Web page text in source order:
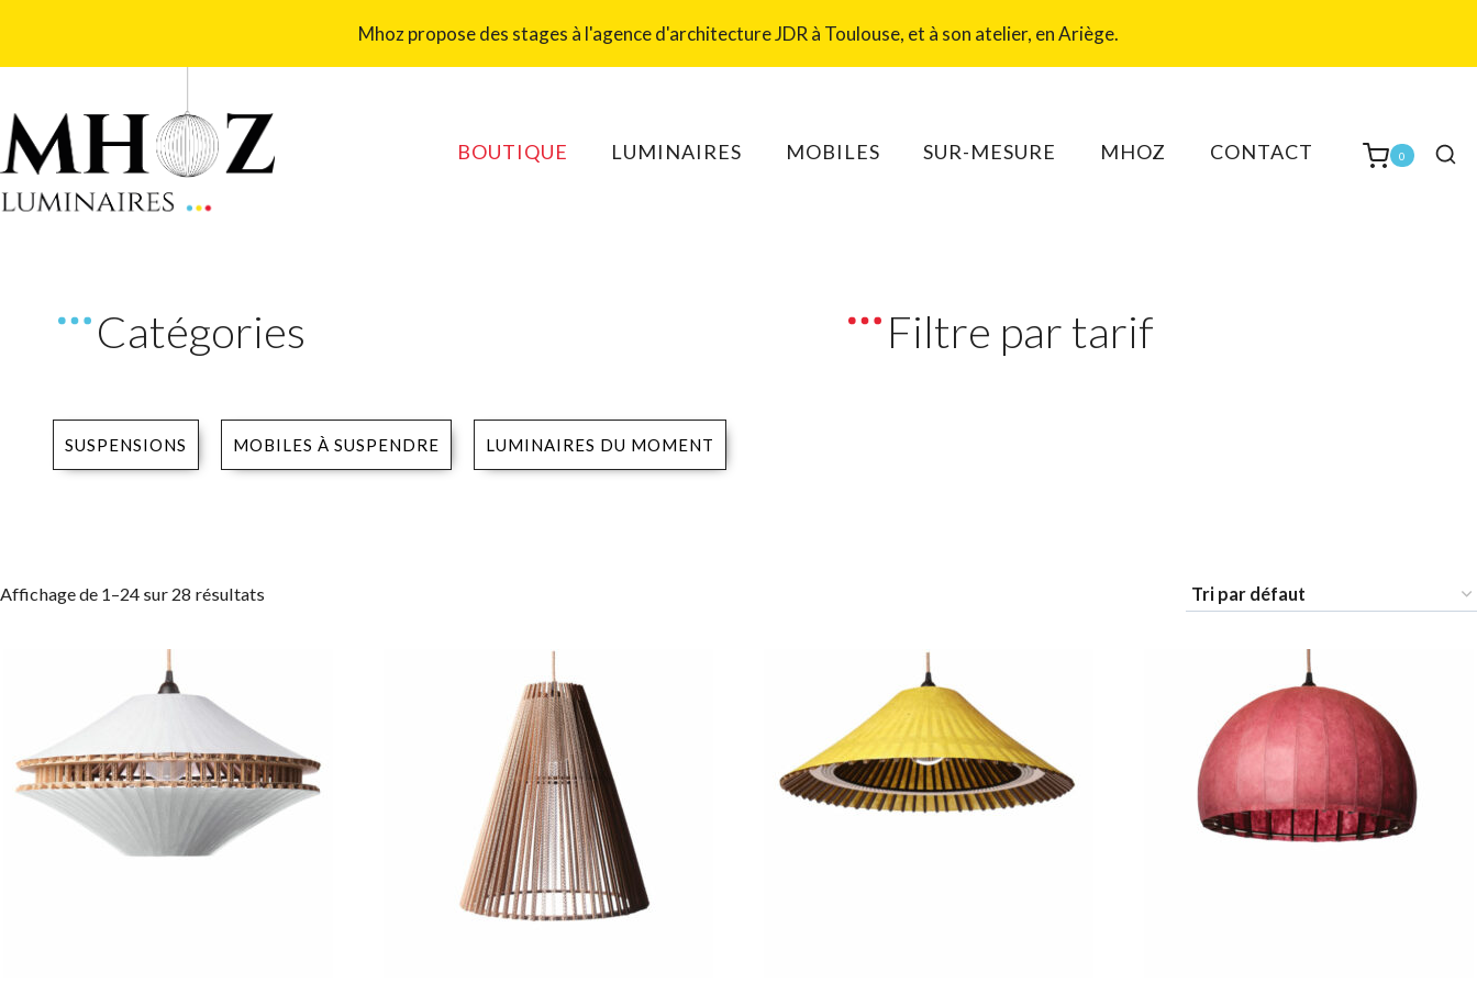
Mhoz propose des stages à l'agence d'architecture JDR à Toulouse, et à son atelier, en Ariège.
BOUTIQUE LUMINAIRES MOBILES SUR-MESURE MHOZ CONTACT 0
Catégories
SUSPENSIONS MOBILES À SUSPENDRE LUMINAIRES DU MOMENT
Filtre par tarif
Affichage de 1–24 sur 28 résultats